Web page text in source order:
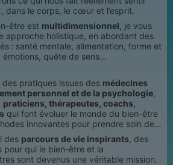
dans le corps, le cœur et l’esprit.
être est multidimensionnel, je vous
approche holistique, en abordant des
: santé mentale, alimentation, forme et
émotions, quête de sens…
pratiques issues des médecines
personnel et de la psychologie,
praticiens, thérapeutes, coachs,
qui font évoluer le monde du bien-être
innovantes pour prendre soin de
des parcours de vie inspirants, des
pour qui le bien-être et la
sont devenus une véritable mission.